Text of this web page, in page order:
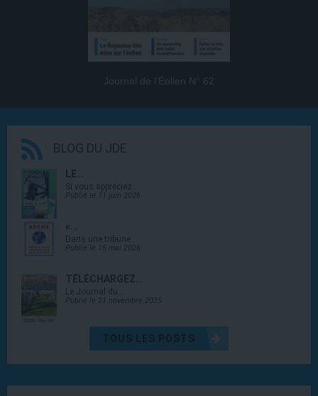
Journal de l’Éolien N° 62
BLOG DU JDE
LE…
Si vous appréciez…
Publié le 11 juin 2026
«…
Dans une tribune…
Publié le 15 mai 2026
TÉLÉCHARGEZ…
Le Journal du…
Publié le 21 novembre 2025
TOUS LES POSTS